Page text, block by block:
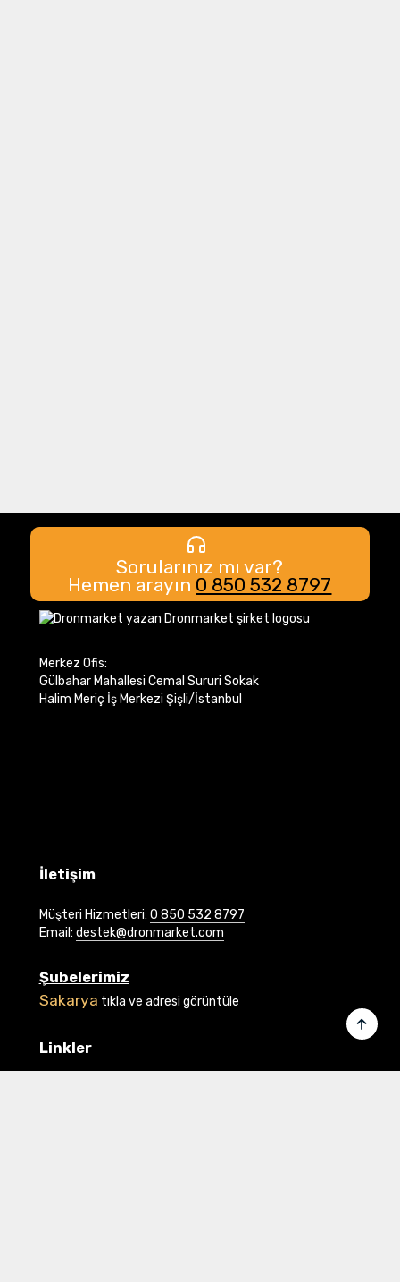
Sorularınız mı var?
Hemen arayın 0 850 532 8797
Merkez Ofis:
Gülbahar Mahallesi Cemal Sururi Sokak
Halim Meriç İş Merkezi Şişli/İstanbul
İletişim
Müşteri Hizmetleri: 0 850 532 8797
Email: destek@dronmarket.com
Şubelerimiz
Sakarya tıkla ve adresi görüntüle
Linkler